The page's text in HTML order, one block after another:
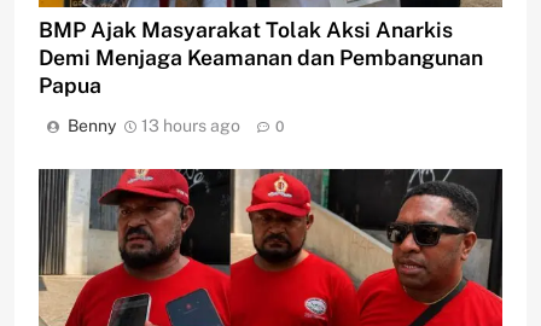
BMP Ajak Masyarakat Tolak Aksi Anarkis
Demi Menjaga Keamanan dan Pembangunan
Papua
Benny 13 hours ago 0